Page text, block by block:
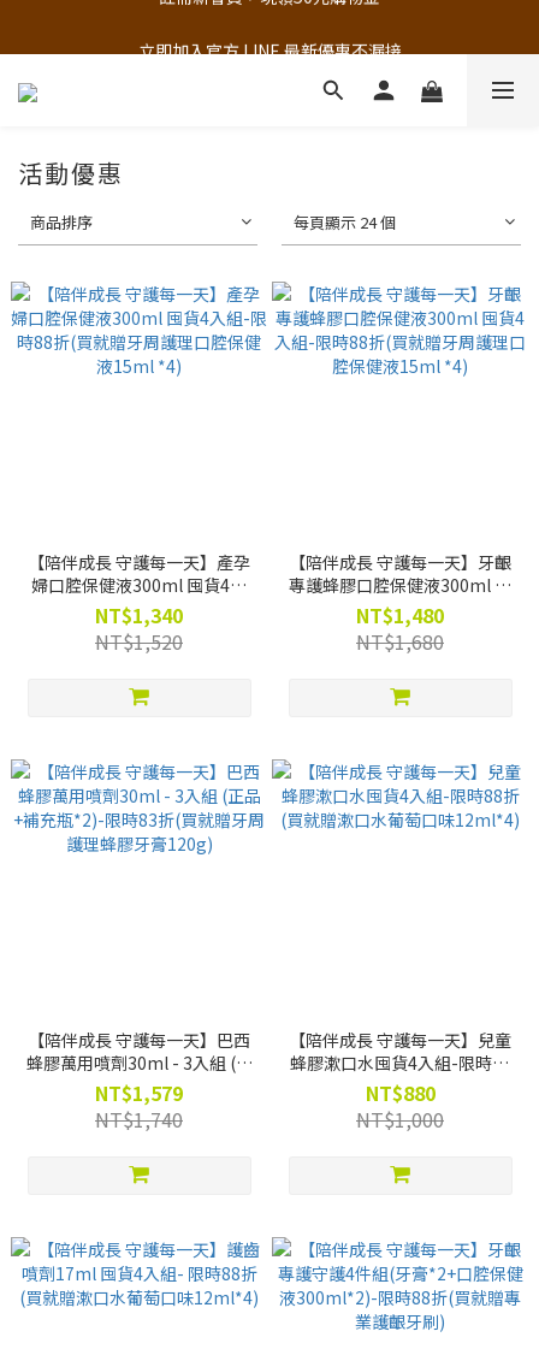
立即加入官方 LINE 最新優惠不漏接
追蹤歐樂芬的Facebook，隨時掌握最新資訊！
活動優惠
商品排序 每頁顯示 24 個
【陪伴成長 守護每一天】產孕
婦口腔保健液300ml 囤貨4入
組-限時88折(買就贈牙周護理
口腔保健液15ml *4)
NT$1,340
NT$1,520
【陪伴成長 守護每一天】牙齦
專護蜂膠口腔保健液300ml 囤
貨4入組-限時88折(買就贈牙周
護理口腔保健液15ml *4)
NT$1,480
NT$1,680
【陪伴成長 守護每一天】巴西
蜂膠萬用噴劑30ml - 3入組 (正
品+補充瓶*2)-限時83折(買就
贈牙周護理蜂膠牙膏120g)
NT$1,579
NT$1,740
【陪伴成長 守護每一天】兒童
蜂膠漱口水囤貨4入組-限時88
折(買就贈漱口水葡萄口味
12ml*4)
NT$880
NT$1,000